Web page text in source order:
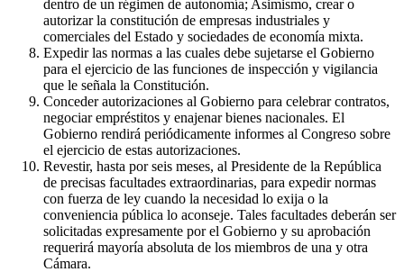
dentro de un régimen de autonomía; Asimismo, crear o
autorizar la constitución de empresas industriales y
comerciales del Estado y sociedades de economía mixta.
Expedir las normas a las cuales debe sujetarse el Gobierno
para el ejercicio de las funciones de inspección y vigilancia
que le señala la Constitución.
Conceder autorizaciones al Gobierno para celebrar contratos,
negociar empréstitos y enajenar bienes nacionales. El
Gobierno rendirá periódicamente informes al Congreso sobre
el ejercicio de estas autorizaciones.
Revestir, hasta por seis meses, al Presidente de la República
de precisas facultades extraordinarias, para expedir normas
con fuerza de ley cuando la necesidad lo exija o la
conveniencia pública lo aconseje. Tales facultades deberán ser
solicitadas expresamente por el Gobierno y su aprobación
requerirá mayoría absoluta de los miembros de una y otra
Cámara.